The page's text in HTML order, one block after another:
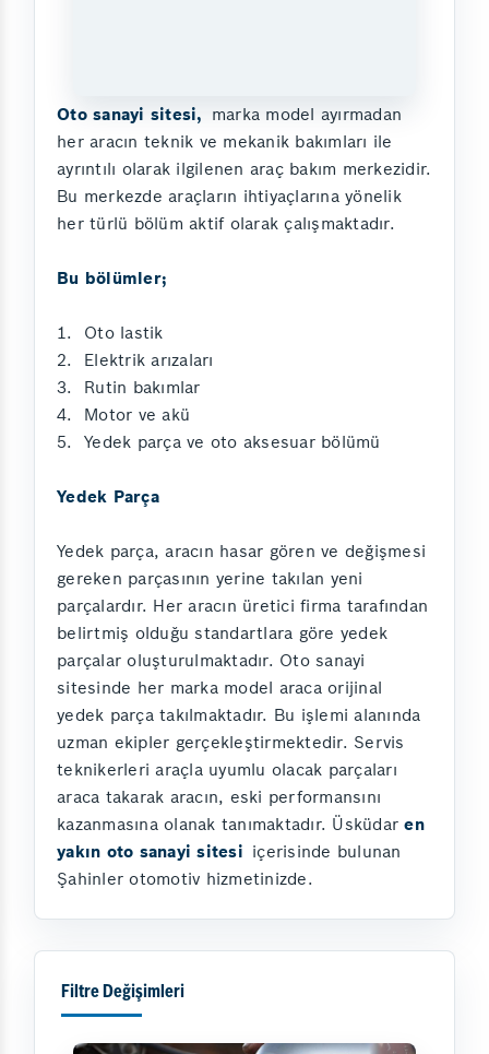
Oto sanayi sitesi, marka model ayırmadan
her aracın teknik ve mekanik bakımları ile
ayrıntılı olarak ilgilenen araç bakım merkezidir.
Bu merkezde araçların ihtiyaçlarına yönelik
her türlü bölüm aktif olarak çalışmaktadır.
Bu bölümler;
1. Oto lastik
2. Elektrik arızaları
3. Rutin bakımlar
4. Motor ve akü
5. Yedek parça ve oto aksesuar bölümü
Yedek Parça
Yedek parça, aracın hasar gören ve değişmesi
gereken parçasının yerine takılan yeni
parçalardır. Her aracın üretici firma tarafından
belirtmiş olduğu standartlara göre yedek
parçalar oluşturulmaktadır. Oto sanayi
sitesinde her marka model araca orijinal
yedek parça takılmaktadır. Bu işlemi alanında
uzman ekipler gerçekleştirmektedir. Servis
teknikerleri araçla uyumlu olacak parçaları
araca takarak aracın, eski performansını
kazanmasına olanak tanımaktadır. Üsküdaren
yakın oto sanayi sitesi içerisinde bulunan
Şahinler otomotiv hizmetinizde.
Filtre Değişimleri